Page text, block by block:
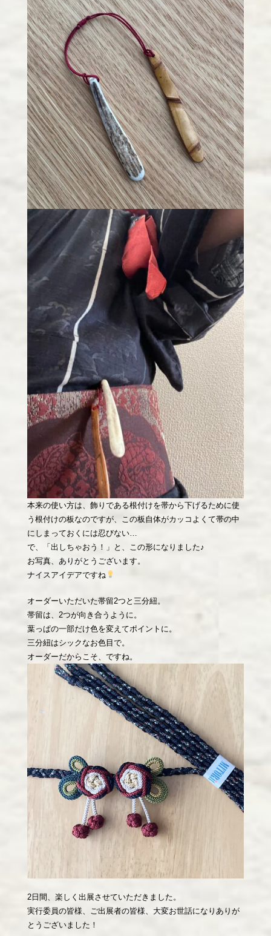
本来の使い方は、飾りである根付けを帯から下げるために使
う根付けの板なのですが、この板自体がカッコよくて帯の中
にしまっておくには忍びない…
で、「出しちゃおう！」と、この形になりました♪
お写真、ありがとうございます。
ナイスアイデアですね
オーダーいただいた帯留2つと三分紐。
帯留は、2つが向き合うように。
葉っぱの一部だけ色を変えてポイントに。
三分紐はシックなお色目で。
オーダーだからこそ、ですね。
2日間、楽しく出展させていただきました。
実行委員の皆様、ご出展者の皆様、大変お世話になりありが
とうございました！